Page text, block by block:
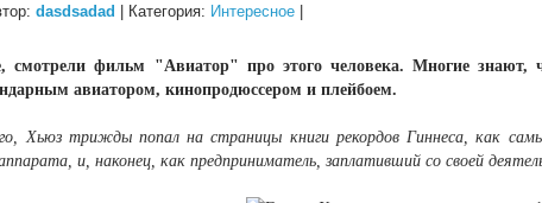
dasdsadad | Категория: Интересное
смотрели фильм "Авиатор" про этого человека. Многие
авиатором, кинопродюссером и плейбоем.
Хьюз трижды попал на страницы книги рекордов Гиннеса, как
и, наконец, как предприниматель, заплативший со своей